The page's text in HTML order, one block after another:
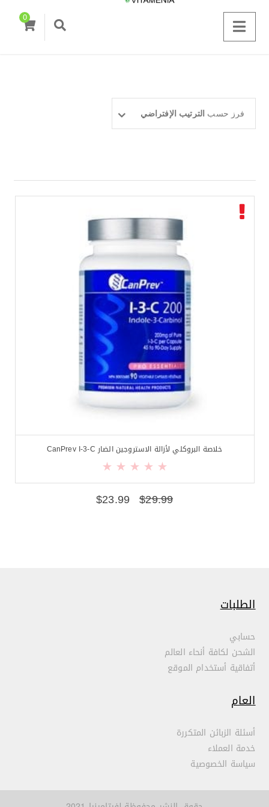
0
فرز حسب الترتيب الإفتراضي
خلاصة البروكلي لأزالة الاستروجين الضار CanPrev I-3-C
$29.99
$23.99
الطلبات
حسابي
الشحن لكافة أنحاء العالم
أتفاقية أستخدام الموقع
العام
أسئلة الزبائن المتكررة
خدمة العملاء
سياسة الخصوصية